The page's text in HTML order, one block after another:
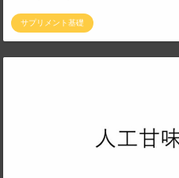
サプリメント基礎